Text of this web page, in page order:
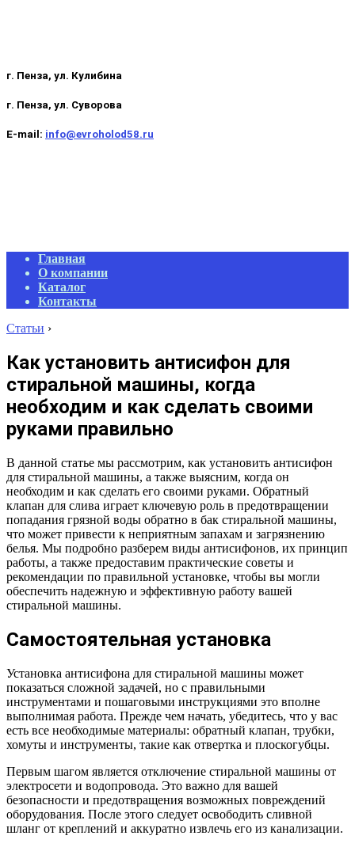
г. Пенза, ул. Кулибина
г. Пенза, ул. Суворова
E-mail: info@evroholod58.ru
Primary
Navigation
Menu
Главная
О компании
Каталог
Контакты
Статьи ›
Как установить антисифон для
стиральной машины, когда
необходим и как сделать своими
руками правильно
В данной статье мы рассмотрим, как установить антисифон
для стиральной машины, а также выясним, когда он
необходим и как сделать его своими руками. Обратный
клапан для слива играет ключевую роль в предотвращении
попадания грязной воды обратно в бак стиральной машины,
что может привести к неприятным запахам и загрязнению
белья. Мы подробно разберем виды антисифонов, их принцип
работы, а также предоставим практические советы и
рекомендации по правильной установке, чтобы вы могли
обеспечить надежную и эффективную работу вашей
стиральной машины.
Самостоятельная установка
Установка антисифона для стиральной машины может
показаться сложной задачей, но с правильными
инструментами и пошаговыми инструкциями это вполне
выполнимая работа. Прежде чем начать, убедитесь, что у вас
есть все необходимые материалы: обратный клапан, трубки,
хомуты и инструменты, такие как отвертка и плоскогубцы.
Первым шагом является отключение стиральной машины от
электросети и водопровода. Это важно для вашей
безопасности и предотвращения возможных повреждений
оборудования. После этого следует освободить сливной
шланг от креплений и аккуратно извлечь его из канализации.